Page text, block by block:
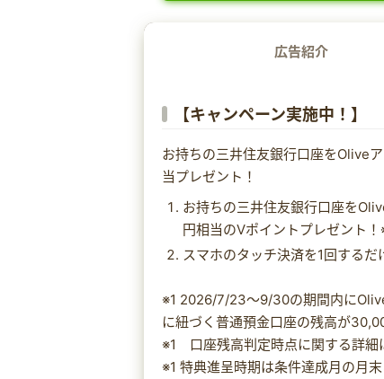
広告紹介
【キャンペーン実施中！】
お持ちの三井住友銀行口座をOlive
当プレゼント！
お持ちの三井住友銀行口座を
円相当のVポイントプレゼント！
スマホのタッチ決済を1回する
※1 2026/7/23～9/30の期間内に
に紐づく普通預金口座の残高が
※1 口座残高判定時点に関する詳細
※1 特典進呈時期は条件達成月の月末